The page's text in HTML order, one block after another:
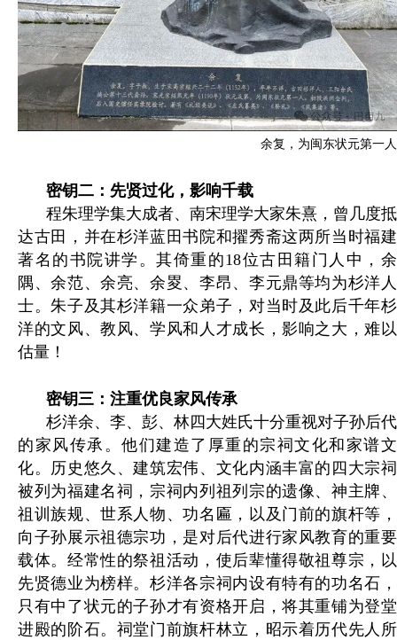
余复，为闽东状元第一人
密钥二：先贤过化，影响千载
程朱理学集大成者、南宋理学大家朱熹，曾几度抵
达古田，并在杉洋蓝田书院和擢秀斋这两所当时福建
著名的书院讲学。其倚重的18位古田籍门人中，余
隅、余范、余亮、余畟、李昂、李元鼎等均为杉洋人
士。朱子及其杉洋籍一众弟子，对当时及此后千年杉
洋的文风、教风、学风和人才成长，影响之大，难以
估量！
密钥三：注重优良家风传承
杉洋余、李、彭、林四大姓氏十分重视对子孙后代
的家风传承。他们建造了厚重的宗祠文化和家谱文
化。历史悠久、建筑宏伟、文化内涵丰富的四大宗祠
被列为福建名祠，宗祠内列祖列宗的遗像、神主牌、
祖训族规、世系人物、功名匾，以及门前的旗杆等，
向子孙展示祖德宗功，是对后代进行家风教育的重要
载体。经常性的祭祖活动，使后辈懂得敬祖尊宗，以
先贤德业为榜样。杉洋各宗祠内设有特有的功名石，
只有中了状元的子孙才有资格开启，将其重铺为登堂
进殿的阶石。祠堂门前旗杆林立，昭示着历代先人所